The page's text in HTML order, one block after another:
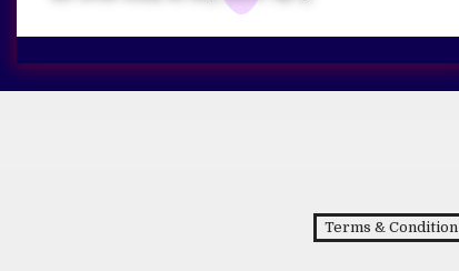
Terms & Condition